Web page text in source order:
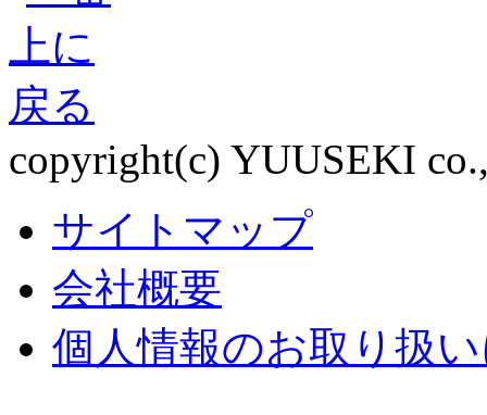
copyright(c) YUUSEKI
サイトマップ
会社概要
個人情報のお取り扱